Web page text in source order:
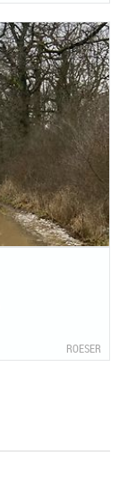
ROESER